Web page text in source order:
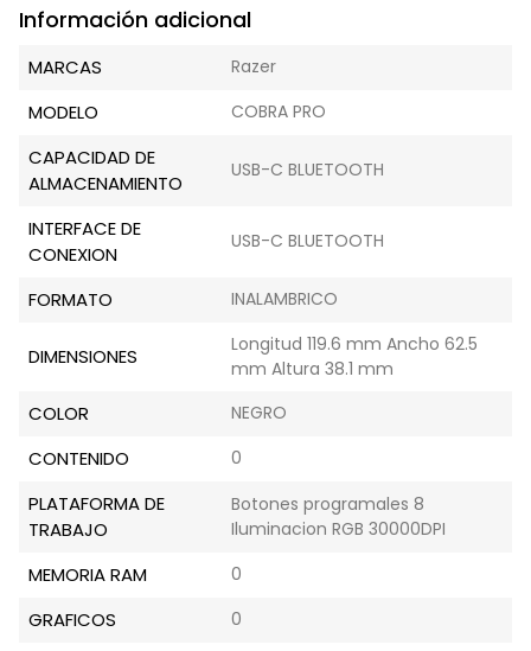
Información adicional
MARCAS Razer
MODELO COBRA PRO
CAPACIDAD DE
ALMACENAMIENTO
USB-C BLUETOOTH
INTERFACE DE
CONEXION
USB-C BLUETOOTH
FORMATO INALAMBRICO
DIMENSIONES
Longitud 119.6 mm Ancho 62.5
mm Altura 38.1 mm
COLOR NEGRO
CONTENIDO 0
PLATAFORMA DE
TRABAJO
Botones programales 8
Iluminacion RGB 30000DPI
MEMORIA RAM 0
GRAFICOS 0